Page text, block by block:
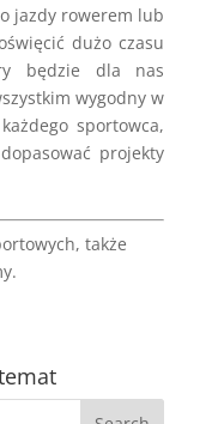
jazdy rowerem lub
dużo czasu
będzie dla nas
wygodny w
sportowca,
projekty
także